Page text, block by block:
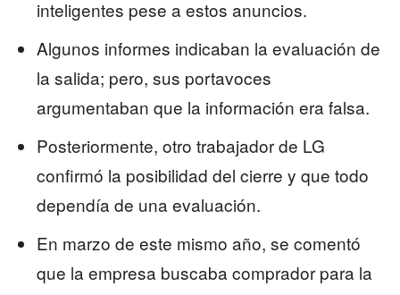
inteligentes pese a estos anuncios.
Algunos informes indicaban la evaluación de
la salida; pero, sus portavoces
argumentaban que la información era falsa.
Posteriormente, otro trabajador de LG
confirmó la posibilidad del cierre y que todo
dependía de una evaluación.
En marzo de este mismo año, se comentó
que la empresa buscaba comprador para la